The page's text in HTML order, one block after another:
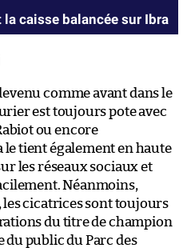
caisse balancée sur Ibra
comme avant dans le
est toujours pote avec
ou encore
tient également en haute
les réseaux sociaux et
Néanmoins,
les cicatrices sont toujours
du titre de champion
du public du Parc des